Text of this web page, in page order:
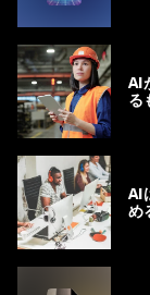
AI
る
AI
め